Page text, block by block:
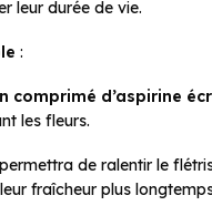
leur durée de vie.
:
comprimé d’aspirine
les fleurs.
de ralentir le
fraîcheur plus